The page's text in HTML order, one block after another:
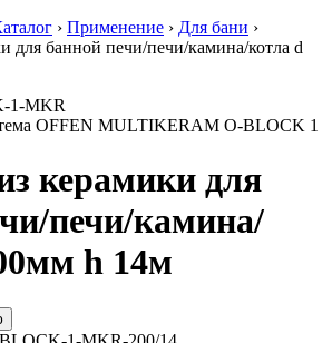
› Применение › Для бани ›
для банной печи/печи/камина/котла d
OFFEN MULTIKERAM O-BLOCK 1
керамики для
печи/камина/
h 14м